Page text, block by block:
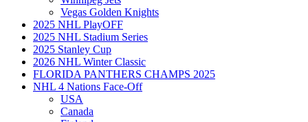
Vegas Golden Knights
2025 NHL PlayOFF
2025 NHL Stadium Series
2025 Stanley Cup
2026 NHL Winter Classic
FLORIDA PANTHERS CHAMPS 2025
NHL 4 Nations Face-Off
USA
Canada